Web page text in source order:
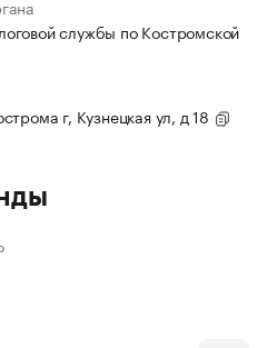
службы по Костромской
г, Кузнецкая ул, д 18